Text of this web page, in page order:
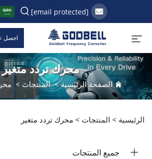
[email protected]
احصل
محرك تردد متغير
الصفحة الرئيسية>المنتجات >
الرئيسية > المنتجات > محرك تردد متغير
جميع المنتجات